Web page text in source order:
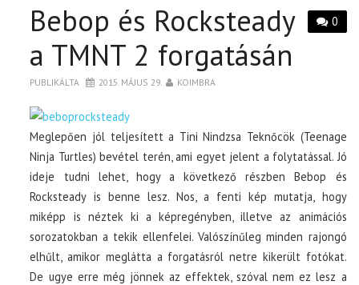
0
Bebop és Rocksteady
a TMNT 2 forgatásán
PUBLIKÁLTA 2015. MÁJUS 29. KOIMBRA
Meglepően jól teljesített a Tini Nindzsa Teknőcök (Teenage
Ninja Turtles) bevétel terén, ami egyet jelent a folytatással. Jó
ideje tudni lehet, hogy a következő részben Bebop és
Rocksteady is benne lesz. Nos, a fenti kép mutatja, hogy
miképp is néztek ki a képregényben, illetve az animációs
sorozatokban a tekik ellenfelei. Valószínűleg minden rajongó
elhűlt, amikor meglátta a forgatásról netre kikerült fotókat.
De ugye erre még jönnek az effektek, szóval nem ez lesz a